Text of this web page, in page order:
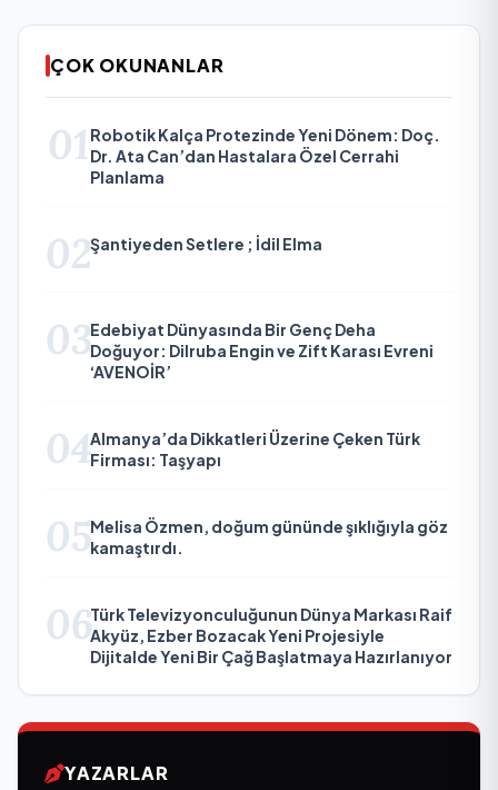
ÇOK OKUNANLAR
01 Robotik Kalça Protezinde Yeni Dönem: Doç.
Dr. Ata Can’dan Hastalara Özel Cerrahi
Planlama
02Şantiyeden Setlere ; İdil Elma
03Edebiyat Dünyasında Bir Genç Deha
Doğuyor: Dilruba Engin ve Zift Karası Evreni
‘AVENOİR’
04Almanya’da Dikkatleri Üzerine Çeken Türk
Firması: Taşyapı
05Melisa Özmen, doğum gününde şıklığıyla göz
kamaştırdı.
06Türk Televizyonculuğunun Dünya Markası Raif
Akyüz, Ezber Bozacak Yeni Projesiyle
Dijitalde Yeni Bir Çağ Başlatmaya Hazırlanıyor
YAZARLAR